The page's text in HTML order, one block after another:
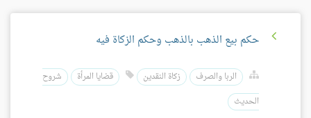
حكم بيع الذهب بالذهب وحكم الزكاة فيه
الربا والصرف زكاة النقدين قضايا المرأة
شروح
الحديث